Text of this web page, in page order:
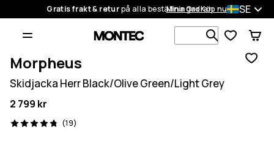
Gratis frakt & returpå alla beställningarKöp nu
Mina Ordrar SE
Sök bland
Morpheus
Skidjacka Herr Black/Olive Green/Light Grey
2 799 kr
(19)
19 recensioner, 4.8/5